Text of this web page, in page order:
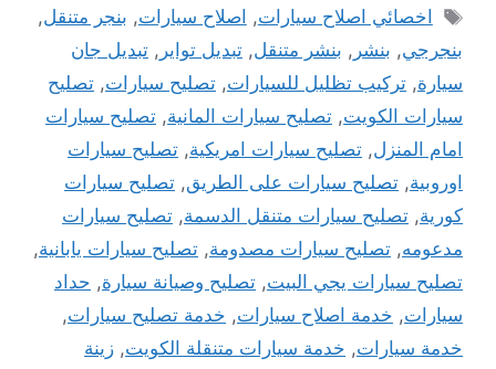
الوسوم
اخصائي اصلاح سيارات, اصلاح سيارات, بنجر متنقل,
بنجرجي, بنشر , بنشر متنقل, تبديل تواير , تبديل جان
سيارة, تركيب تظليل للسيارات, تصليح سيارات, تصليح
سيارات الكويت, تصليح سيارات المانية, تصليح سيارات
امام المنزل, تصليح سيارات امريكية, تصليح سيارات
اوروبية, تصليح سيارات على الطريق, تصليح سيارات
كورية, تصليح سيارات متنقل الدسمة, تصليح سيارات
مدعومه, تصليح سيارات مصدومة, تصليح سيارات يابانية,
تصليح سيارات يجي البيت, تصليح وصيانة سيارة, حداد
سيارات, خدمة اصلاح سيارات, خدمة تصليح سيارات,
خدمة سيارات, خدمة سيارات متنقلة الكويت, زينة